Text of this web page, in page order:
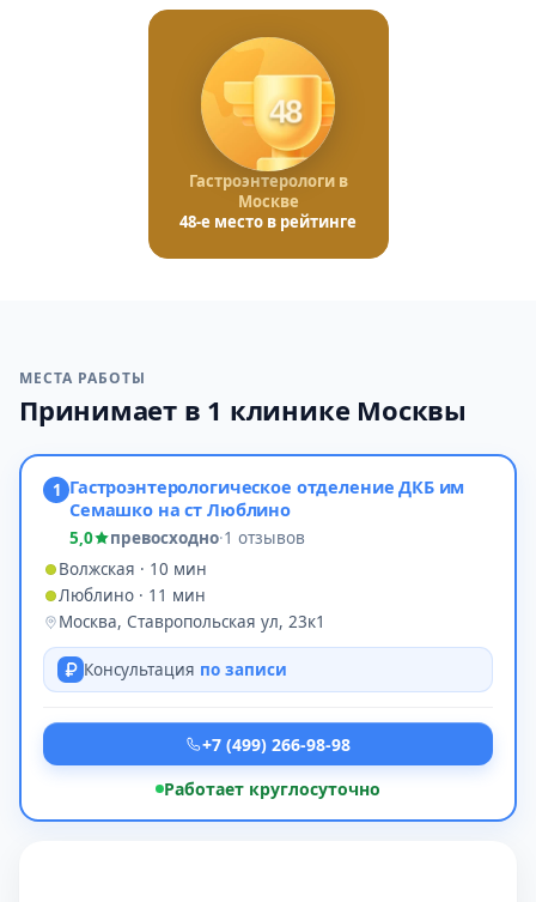
48
Гастроэнтерологи в
Москве
48-е место в рейтинге
МЕСТА РАБОТЫ
Принимает в 1 клинике Москвы
1 Гастроэнтерологическое отделение ДКБ им
Семашко на ст Люблино
5,0 превосходно·1 отзывов
Волжская · 10 мин
Люблино · 11 мин
Москва, Ставропольская ул, 23к1
Консультация по записи
+7 (499) 266-98-98
Работает круглосуточно